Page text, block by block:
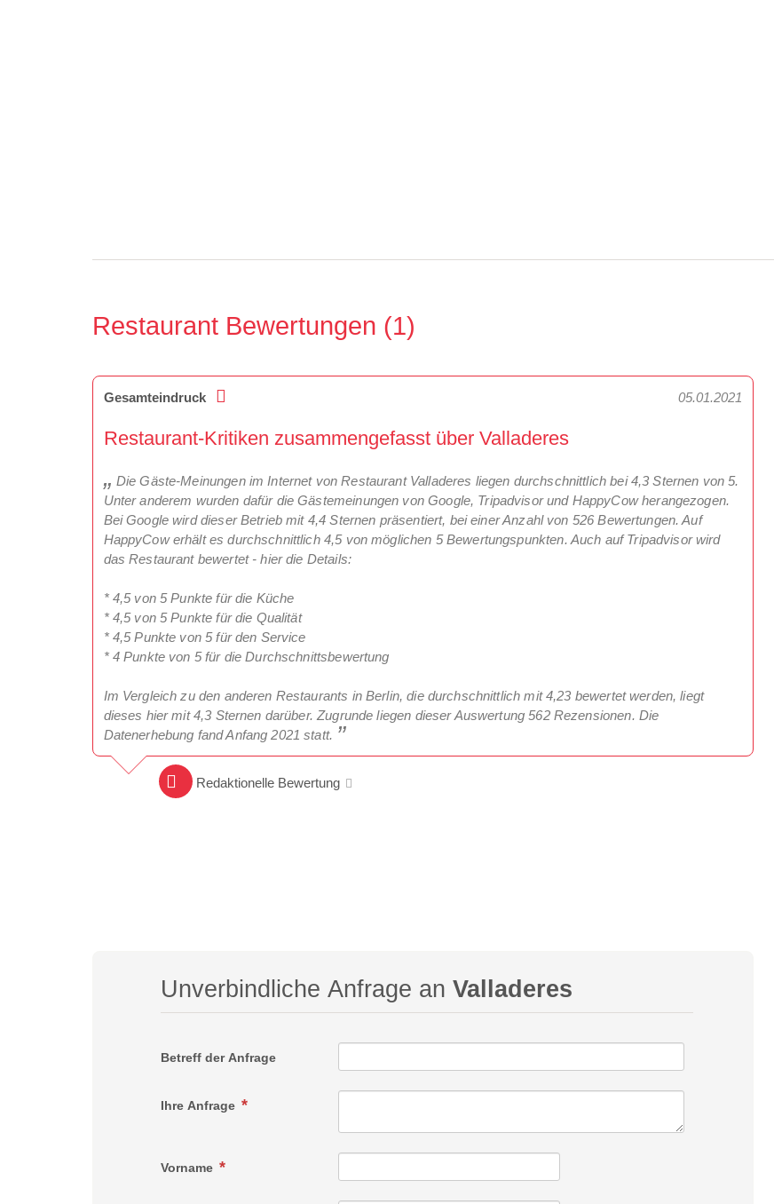
Restaurant Bewertungen 1
Gesamteindruck 05.01.2021
Restaurant-Kritiken zusammengefasst über Valladeres
Die Gäste-Meinungen im Internet von Restaurant Valladeres liegen durchschnittlich bei 4,3 Sternen von 5.
Unter anderem wurden dafür die Gästemeinungen von Google, Tripadvisor und HappyCow herangezogen.
Bei Google wird dieser Betrieb mit 4,4 Sternen präsentiert, bei einer Anzahl von 526 Bewertungen. Auf
HappyCow erhält es durchschnittlich 4,5 von möglichen 5 Bewertungspunkten. Auch auf Tripadvisor wird
das Restaurant bewertet - hier die Details:
* 4,5 von 5 Punkte für die Küche
* 4,5 von 5 Punkte für die Qualität
* 4,5 Punkte von 5 für den Service
* 4 Punkte von 5 für die Durchschnittsbewertung
Im Vergleich zu den anderen Restaurants in Berlin, die durchschnittlich mit 4,23 bewertet werden, liegt
dieses hier mit 4,3 Sternen darüber. Zugrunde liegen dieser Auswertung 562 Rezensionen. Die
Datenerhebung fand Anfang 2021 statt.
Redaktionelle Bewertung
Unverbindliche Anfrage anValladeres
Betreff der Anfrage
Ihre Anfrage
Vorname